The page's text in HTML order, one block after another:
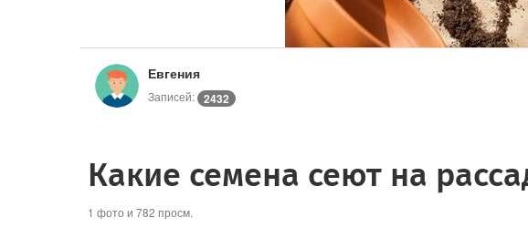
Евгения
Записей: 2432
Какие семена сеют на
1 фото и 782 просм.